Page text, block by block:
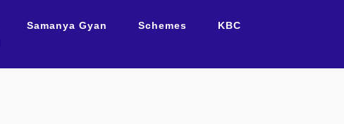
Samanya Gyan Schemes
KBC